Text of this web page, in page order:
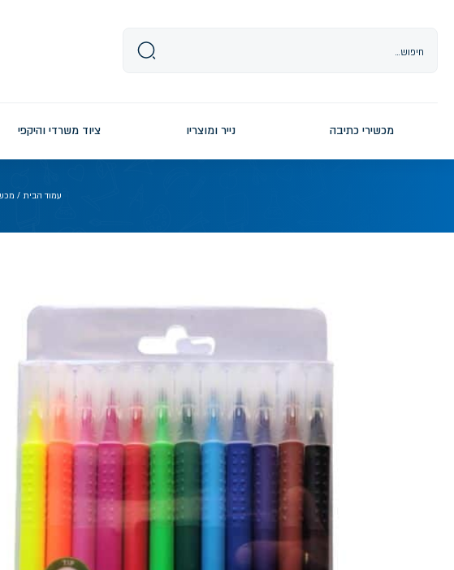
מכשירי כתיבה נייר ומוצריו ציוד משרדי והיקפי
עמוד הבית /